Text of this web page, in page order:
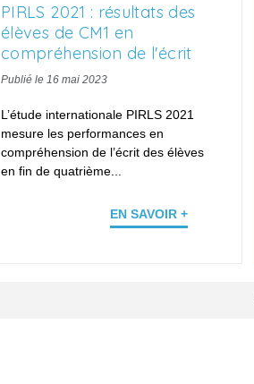
PIRLS 2021 : résultats des
élèves de CM1 en
compréhension de l'écrit
Publié le 16 mai 2023
L’étude internationale PIRLS 2021
mesure les performances en
compréhension de l’écrit des élèves
en fin de quatrième...
EN SAVOIR +